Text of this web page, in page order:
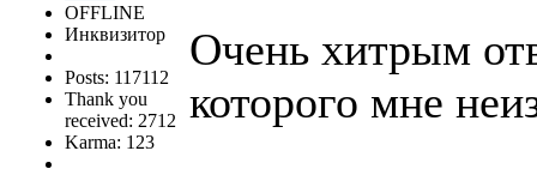
OFFLINE
Инквизитор
Posts: 117112
Thank you
received: 2712
Karma: 123
Очень хитрым
которого мне